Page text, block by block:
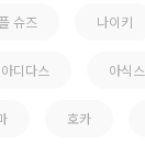
슈즈 나이키
아디다스 아식스
호카